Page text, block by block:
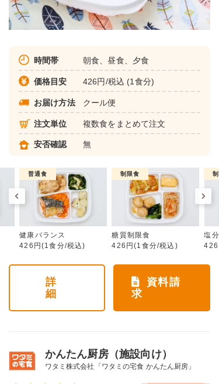
時間帯 朝食、昼食、夕食
価格目安 426円/税込 (1食分)
お届け方法 クール便
注文単位 複数食をまとめて注文
安否確認 無
普通食
健康バランス
426円(1食分/税込)
制限食
糖質制限食
426円(1食分/税込)
塩
詳
細
資料請
求
かんたん厨房（施設向け）
ワタミ株式会社「ワタミの宅食 かんたん厨房」